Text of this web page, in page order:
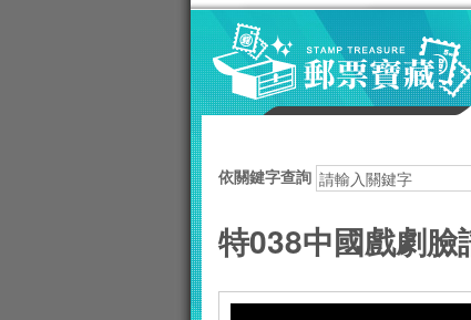
依關鍵字查詢
特038中國戲劇臉